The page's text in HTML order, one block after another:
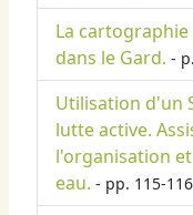
La
dans le Gard. -
Utilisation d'un
lutte active.
l'organisation
eau. - pp. 115-